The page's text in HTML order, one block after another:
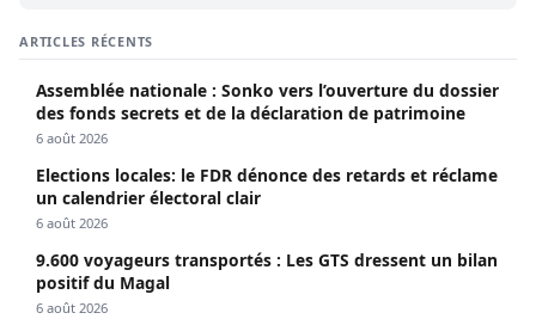
ARTICLES RÉCENTS
Assemblée nationale : Sonko vers l’ouverture du dossier
des fonds secrets et de la déclaration de patrimoine
6 août 2026
Elections locales: le FDR dénonce des retards et réclame
un calendrier électoral clair
6 août 2026
9.600 voyageurs transportés : Les GTS dressent un bilan
positif du Magal
6 août 2026